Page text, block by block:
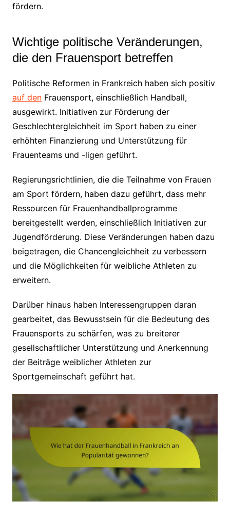
fördern.
Wichtige politische Veränderungen,
die den Frauensport betreffen
Politische Reformen in Frankreich haben sich positiv
auf denFrauensport, einschließlich Handball,
ausgewirkt. Initiativen zur Förderung der
Geschlechtergleichheit im Sport haben zu einer
erhöhten Finanzierung und Unterstützung für
Frauenteams und -ligen geführt.
Regierungsrichtlinien, die die Teilnahme von Frauen
am Sport fördern, haben dazu geführt, dass mehr
Ressourcen für Frauenhandballprogramme
bereitgestellt werden, einschließlich Initiativen zur
Jugendförderung. Diese Veränderungen haben dazu
beigetragen, die Chancengleichheit zu verbessern
und die Möglichkeiten für weibliche Athleten zu
erweitern.
Darüber hinaus haben Interessengruppen daran
gearbeitet, das Bewusstsein für die Bedeutung des
Frauensports zu schärfen, was zu breiterer
gesellschaftlicher Unterstützung und Anerkennung
der Beiträge weiblicher Athleten zur
Sportgemeinschaft geführt hat.